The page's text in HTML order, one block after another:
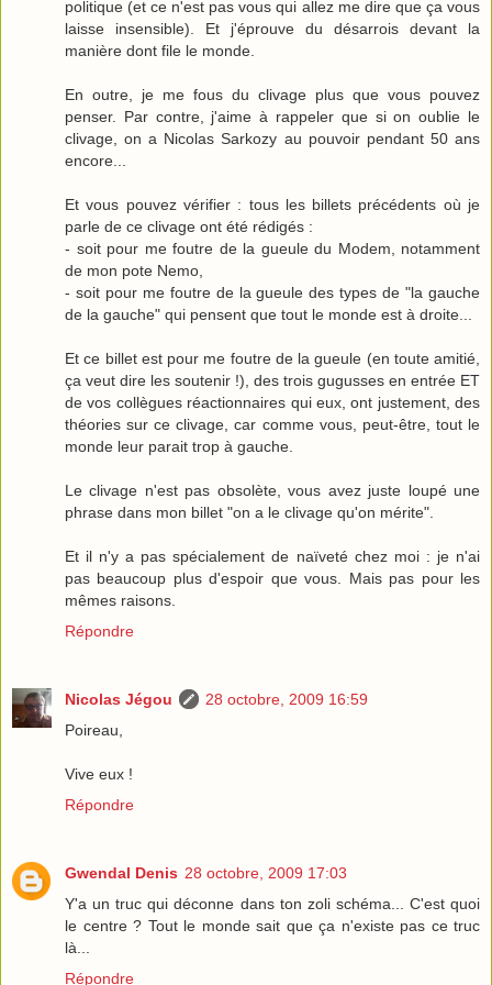
politique (et ce n'est pas vous qui allez me dire que ça vous
laisse insensible). Et j'éprouve du désarrois devant la
manière dont file le monde.
En outre, je me fous du clivage plus que vous pouvez
penser. Par contre, j'aime à rappeler que si on oublie le
clivage, on a Nicolas Sarkozy au pouvoir pendant 50 ans
encore...
Et vous pouvez vérifier : tous les billets précédents où je
parle de ce clivage ont été rédigés :
- soit pour me foutre de la gueule du Modem, notamment
de mon pote Nemo,
- soit pour me foutre de la gueule des types de "la gauche
de la gauche" qui pensent que tout le monde est à droite...
Et ce billet est pour me foutre de la gueule (en toute amitié,
ça veut dire les soutenir !), des trois gugusses en entrée ET
de vos collègues réactionnaires qui eux, ont justement, des
théories sur ce clivage, car comme vous, peut-être, tout le
monde leur parait trop à gauche.
Le clivage n'est pas obsolète, vous avez juste loupé une
phrase dans mon billet "on a le clivage qu'on mérite".
Et il n'y a pas spécialement de naïveté chez moi : je n'ai
pas beaucoup plus d'espoir que vous. Mais pas pour les
mêmes raisons.
Répondre
Nicolas Jégou
28 octobre, 2009 16:59
Poireau,
Vive eux !
Répondre
Gwendal Denis 28 octobre, 2009 17:03
Y'a un truc qui déconne dans ton zoli schéma... C'est quoi
le centre ? Tout le monde sait que ça n'existe pas ce truc
là...
Répondre